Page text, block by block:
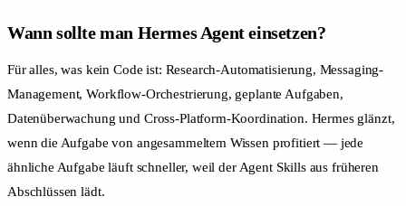
Wann sollte man Hermes Agent einsetzen?
Für alles, was kein Code ist: Research-Automatisierung, Messaging-
Management, Workflow-Orchestrierung, geplante Aufgaben,
Datenüberwachung und Cross-Platform-Koordination. Hermes glänzt,
wenn die Aufgabe von angesammeltem Wissen profitiert — jede
ähnliche Aufgabe läuft schneller, weil der Agent Skills aus früheren
Abschlüssen lädt.